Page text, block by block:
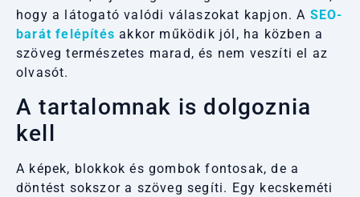
hogy a látogató valódi válaszokat kapjon. A SEO-
barát felépítés akkor működik jól, ha közben a
szöveg természetes marad, és nem veszíti el az
olvasót.
A tartalomnak is dolgoznia
kell
A képek, blokkok és gombok fontosak, de a
döntést sokszor a szöveg segíti. Egy kecskeméti